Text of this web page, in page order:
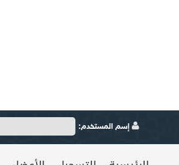
إسم المستخدم: